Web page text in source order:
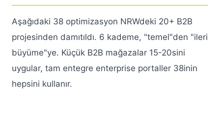
Aşağıdaki 38 optimizasyon NRWdeki 20+ B2B
projesinden damıtıldı. 6 kademe, "temel"den "ileri
büyüme"ye. Küçük B2B mağazalar 15-20sini
uygular, tam entegre enterprise portaller 38inin
hepsini kullanır.